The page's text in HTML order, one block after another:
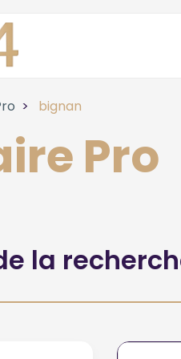
bignan
Pro
la